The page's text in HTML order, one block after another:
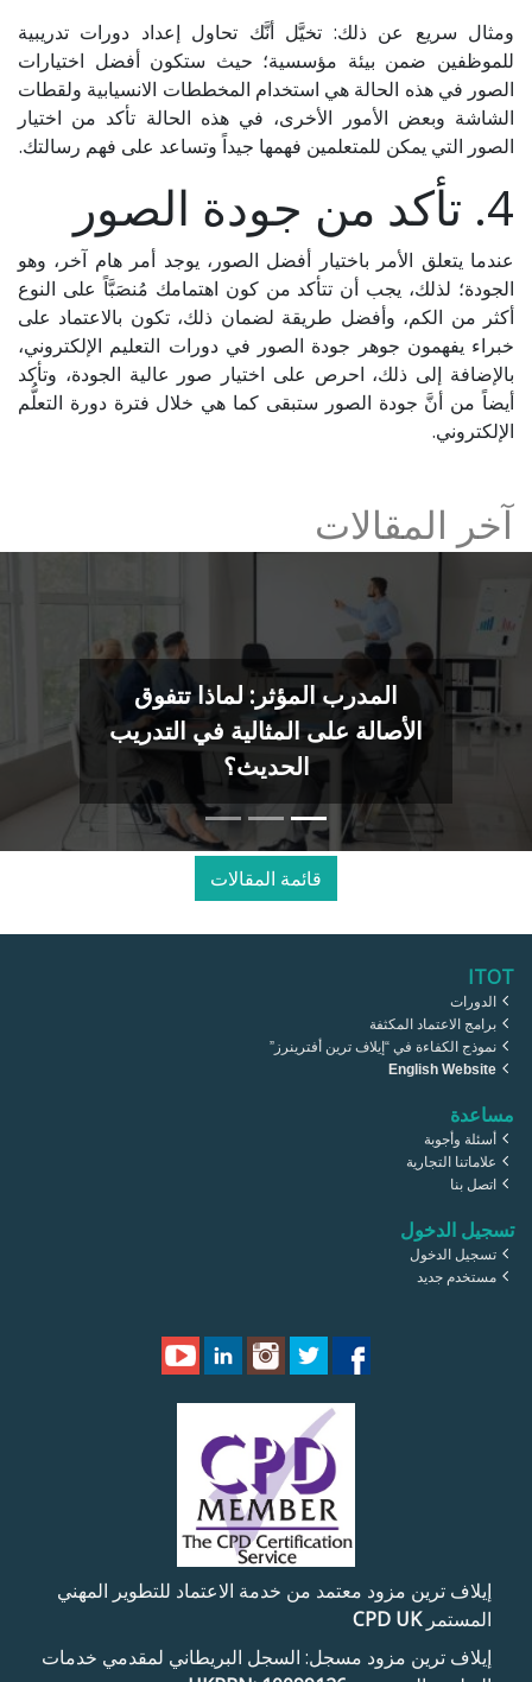
ومثال سريع عن ذلك: تخيَّل أنَّك تحاول إعداد دورات تدريبية
للموظفين ضمن بيئة مؤسسية؛ حيث ستكون أفضل اختيارات
الصور في هذه الحالة هي استخدام المخططات الانسيابية ولقطات
الشاشة وبعض الأمور الأخرى، في هذه الحالة تأكد من اختيار
الصور التي يمكن للمتعلمين فهمها جيداً وتساعد على فهم رسالتك.
4. تأكد من جودة الصور
عندما يتعلق الأمر باختيار أفضل الصور، يوجد أمر هام آخر، وهو
الجودة؛ لذلك، يجب أن تتأكد من كون اهتمامك مُنصَبَّاً على النوع
أكثر من الكم، وأفضل طريقة لضمان ذلك، تكون بالاعتماد على
خبراء يفهمون جوهر جودة الصور في دورات التعليم الإلكتروني،
بالإضافة إلى ذلك، احرص على اختيار صور عالية الجودة، وتأكد
أيضاً من أنَّ جودة الصور ستبقى كما هي خلال فترة دورة التعلُّم
الإلكتروني.
آخر المقالات
المدرب المؤثر: لماذا تتفوق
الأصالة على المثالية في التدريب
الحديث؟
قائمة المقالات
ITOT
الدورات
برامج الاعتماد المكثفة
نموذج الكفاءة في “إيلاف ترين أفترينرز”
English Website
مساعدة
أسئلة وأجوبة
علاماتنا التجارية
اتصل بنا
تسجيل الدخول
تسجيل الدخول
مستخدم جديد
إيلاف ترين مزود معتمد من خدمة الاعتماد للتطوير المهني
المستمرCPD UK
إيلاف ترين مزود مسجل: السجل البريطاني لمقدمي خدمات